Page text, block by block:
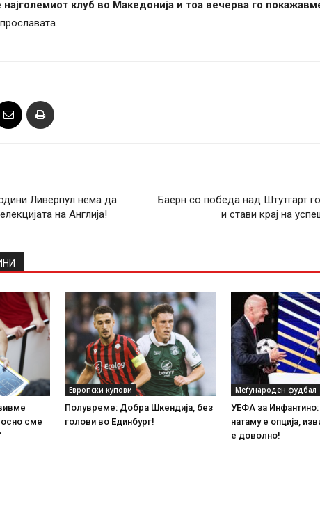
клуб во Македонија и тоа вечерва го
Ливерпул нема да
на Англија!
Баерн со победа над Штутгарт
и стави крај на
сме
Европски купови
Полувреме: Добра Шкендија, без
голови во Единбург!
Меѓународен фудбал
УЕФА за Инфантино:
натаму е опција,
е доволно!